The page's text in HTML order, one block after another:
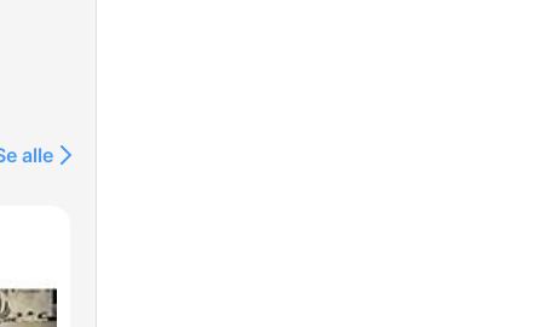
alle